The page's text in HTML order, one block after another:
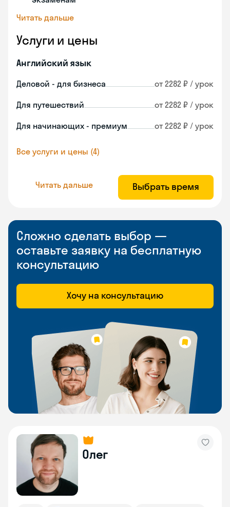
Читать дальше
Услуги и цены
Английский язык
Деловой - для бизнеса от 2282 ₽ / урок
Для путешествий от 2282 ₽ / урок
Для начинающих - премиум от 2282 ₽ / урок
Все услуги и цены (4)
Читать дальше Выбрать время
Сложно сделать выбор —
оставьте заявку на бесплатную
консультацию
Хочу на консультацию
Олег